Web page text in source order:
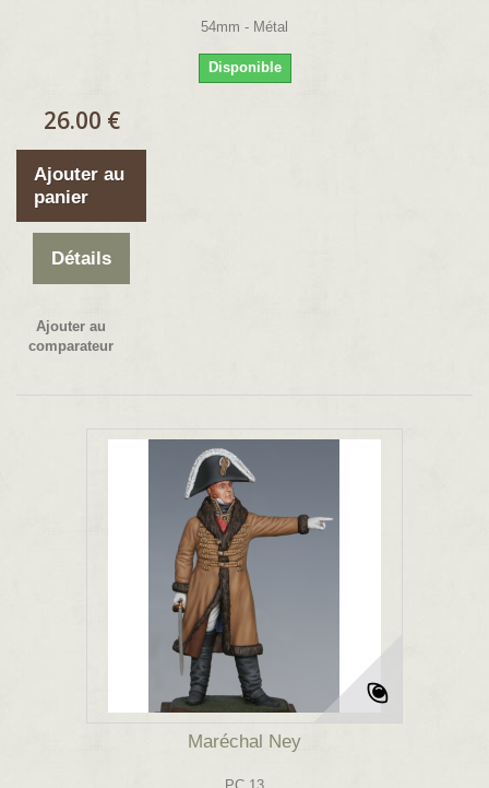
54mm - Métal
Disponible
26.00 €
Ajouter au
panier
Détails
Ajouter au
comparateur
Maréchal Ney